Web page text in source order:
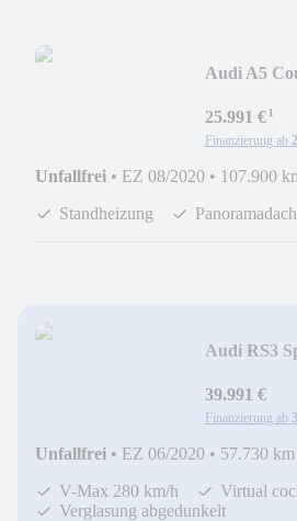
Audi A5
25.991 €¹
Finanzierung ab
Unfallfrei • EZ 08/2020 • 107.900
Standheizung
Panoramadach
Audi RS3
39.991 €
Finanzierung ab
Unfallfrei • EZ 06/2020 • 57.730 km
V-Max 280 km/h
Virtual
Verglasung abgedunkelt